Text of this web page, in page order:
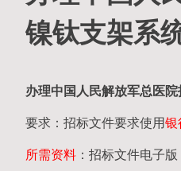
镍钛支架系
办理中国人民解放军总医
要求：招标文件要求使用银
所需资料 ：招标文件电子